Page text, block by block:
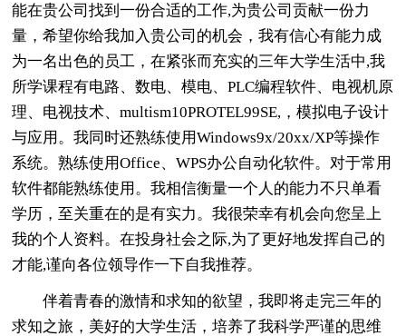
能在贵公司找到一份合适的工作,为贵公司贡献一份力
量，希望你给我加入贵公司的机会，我有信心有能力成
为一名出色的员工，在紧张而充实的三年大学生活中,我
所学课程有电路、数电、模电、PLC编程软件、电视机原
理、电视技术、multism10PROTEL99SE,，模拟电子设计
与应用。我同时还熟练使用Windows9x/20xx/XP等操作
系统。熟练使用Office、WPS办公自动化软件。对于常用
软件都能熟练使用。我相信衡量一个人的能力不只单看
学历，至关重在的是有实力。我很荣幸有机会向您呈上
我的个人资料。在投身社会之际,为了更好地发挥自己的
才能,谨向各位领导作一下自我推荐。
伴着青春的激情和求知的欲望，我即将走完三年的
求知之旅，美好的大学生活，培养了我科学严谨的思维